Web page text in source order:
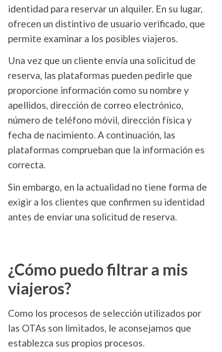
identidad para reservar un alquiler. En su lugar,
ofrecen un distintivo de usuario verificado, que
permite examinar a los posibles viajeros.
Una vez que un cliente envía una solicitud de
reserva, las plataformas pueden pedirle que
proporcione información como su nombre y
apellidos, dirección de correo electrónico,
número de teléfono móvil, dirección física y
fecha de nacimiento. A continuación, las
plataformas comprueban que la información es
correcta.
Sin embargo, en la actualidad no tiene forma de
exigir a los clientes que confirmen su identidad
antes de enviar una solicitud de reserva.
¿Cómo puedo filtrar a mis
viajeros?
Como los procesos de selección utilizados por
las OTAs son limitados, le aconsejamos que
establezca sus propios procesos.